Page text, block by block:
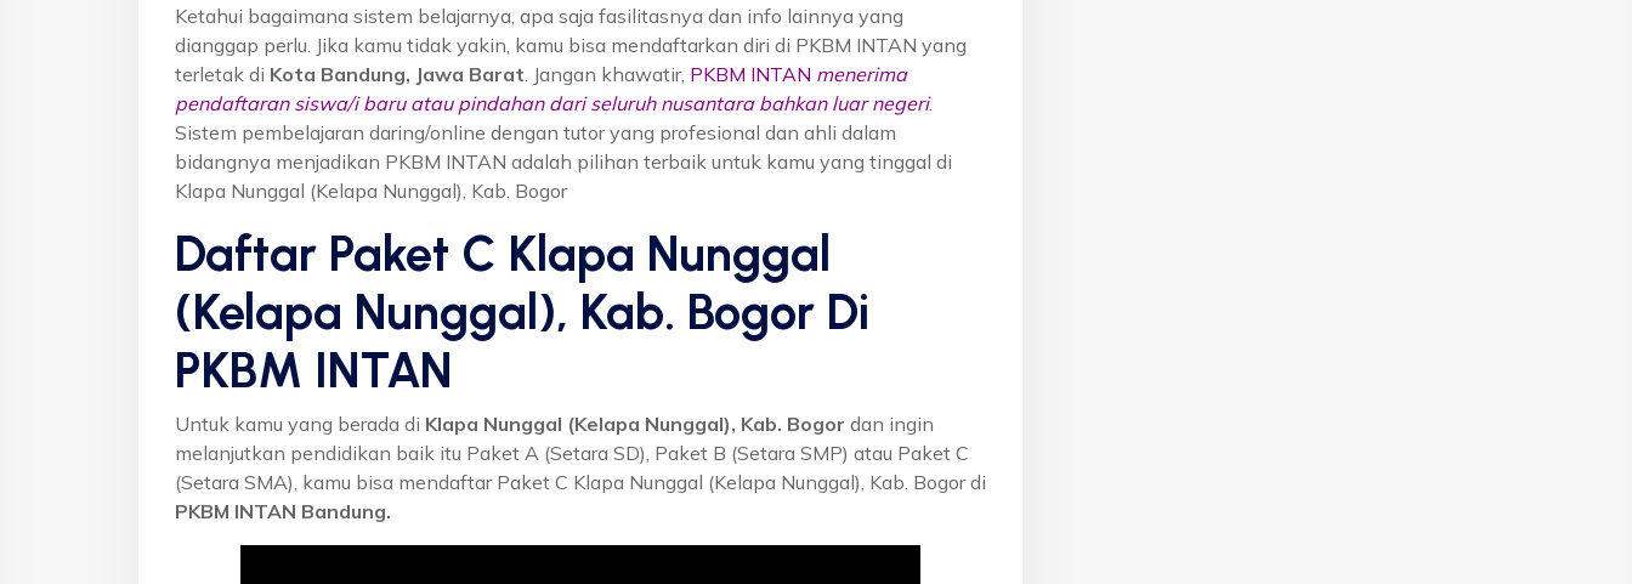
Ketahui bagaimana sistem belajarnya, apa saja fasilitasnya dan info lainnya yang
dianggap perlu. Jika kamu tidak yakin, kamu bisa mendaftarkan diri di PKBM INTAN yang
terletak di Kota Bandung, Jawa Barat . Jangan khawatir, PKBM INTAN menerima
pendaftaran siswa/i baru atau pindahan dari seluruh nusantara bahkan luar negeri.
Sistem pembelajaran daring/online dengan tutor yang profesional dan ahli dalam
bidangnya menjadikan PKBM INTAN adalah pilihan terbaik untuk kamu yang tinggal di
Klapa Nunggal (Kelapa Nunggal), Kab. Bogor
Daftar Paket C Klapa Nunggal
(Kelapa Nunggal), Kab. Bogor Di
PKBM INTAN
Untuk kamu yang berada di Klapa Nunggal (Kelapa Nunggal), Kab. Bogor dan ingin
melanjutkan pendidikan baik itu Paket A (Setara SD), Paket B (Setara SMP) atau Paket C
(Setara SMA), kamu bisa mendaftar Paket C Klapa Nunggal (Kelapa Nunggal), Kab. Bogor di
PKBM INTAN Bandung.